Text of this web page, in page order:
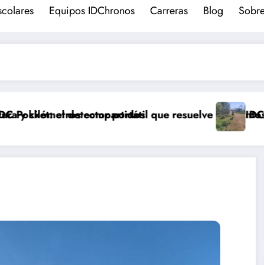
Equipos IDChronos Carreras Blog
que resuelve los puntos de control en zonas
IDC Race Manager: guía